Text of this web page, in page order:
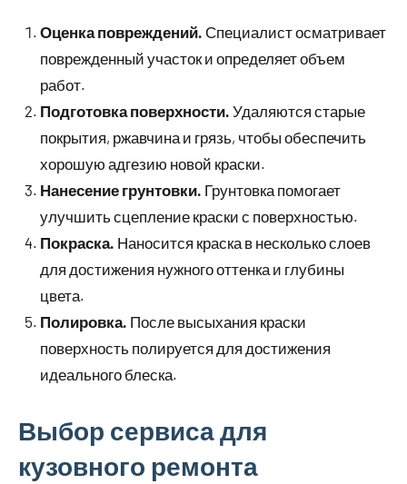
Оценка повреждений. Специалист осматривает
поврежденный участок и определяет объем
работ.
Подготовка поверхности. Удаляются старые
покрытия, ржавчина и грязь, чтобы обеспечить
хорошую адгезию новой краски.
Нанесение грунтовки. Грунтовка помогает
улучшить сцепление краски с поверхностью.
Покраска. Наносится краска в несколько слоев
для достижения нужного оттенка и глубины
цвета.
Полировка. После высыхания краски
поверхность полируется для достижения
идеального блеска.
Выбор сервиса для
кузовного ремонта